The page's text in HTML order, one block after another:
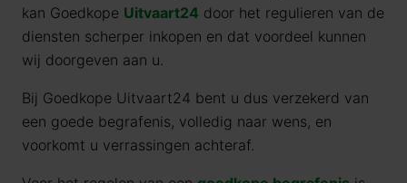
kan Goedkope Uitvaart24 door het regulieren van de
diensten scherper inkopen en dat voordeel kunnen
wij doorgeven aan u.
Bij Goedkope Uitvaart24 bent u dus verzekerd van
een goede begrafenis, volledig naar wens, en
voorkomt u verrassingen achteraf.